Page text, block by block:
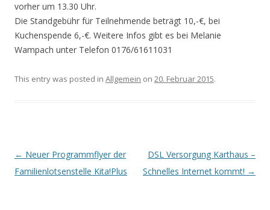
vorher um 13.30 Uhr.
Die Standgebühr für Teilnehmende beträgt 10,-€, bei
Kuchenspende 6,-€. Weitere Infos gibt es bei Melanie
Wampach unter Telefon 0176/61611031
This entry was posted in Allgemein on 20. Februar 2015.
Post navigation
← Neuer Programmflyer der
Familienlotsenstelle Kita!Plus
DSL Versorgung Karthaus –
Schnelles Internet kommt! →